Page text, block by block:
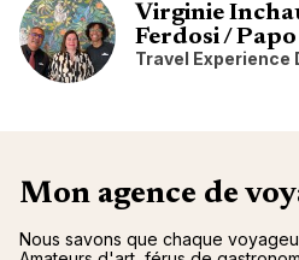
Virginie
Ferdosi /
Travel Experience
Mon agence de
Nous savons que chaque